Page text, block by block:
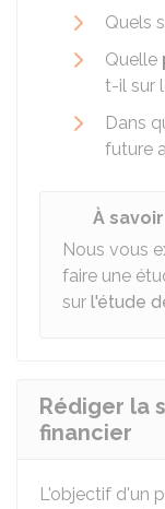
Quels
Quelle
t-il sur
Dans
future
À savoir
Nous vous
faire une
sur l'étude
Rédiger la
financier
L'objectif d'un